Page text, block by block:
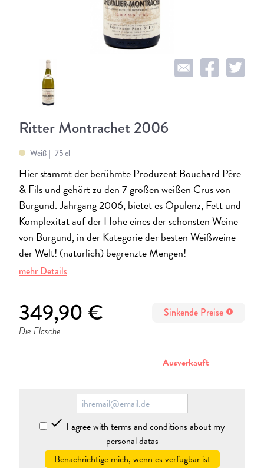
Ritter Montrachet 2006
Weiß 75 cl
Hier stammt der berühmte Produzent Bouchard Père
& Fils und gehört zu den 7 großen weißen Crus von
Burgund. Jahrgang 2006, bietet es Opulenz, Fett und
Komplexität auf der Höhe eines der schönsten Weine
von Burgund, in der Kategorie der besten Weißweine
der Welt! (natürlich) begrenzte Mengen!
mehr Details
349,90 € Sinkende Preise info
Die Flasche
Ausverkauft
 I agree with terms and conditions about my
personal datas
Benachrichtige mich, wenn es verfügbar ist